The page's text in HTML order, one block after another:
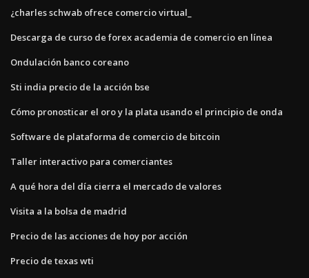
¿charles schwab ofrece comercio virtual_
Descarga de curso de forex academia de comercio en línea
Ondulación banco coreano
Sti india precio de la acción bse
Cómo pronosticar el oro y la plata usando el principio de onda
Software de plataforma de comercio de bitcoin
Taller interactivo para comerciantes
A qué hora del día cierra el mercado de valores
Visita a la bolsa de madrid
Precio de las acciones de hoy por acción
Precio de texas wti